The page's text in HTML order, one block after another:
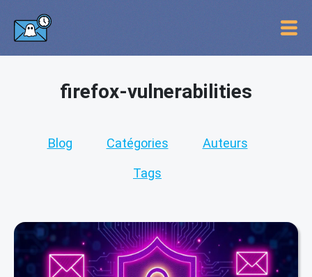
firefox-vulnerabilities
Blog Catégories Auteurs
Tags